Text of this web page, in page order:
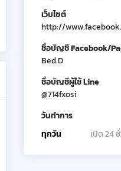
เว็บไซต์
http://
ชื่อบัญชี Facebook/
Bed.D
ชื่อบัญชีผู้ใช้ Line
@714fxosi
วันทำการ
ทุกวัน
เปิด 24